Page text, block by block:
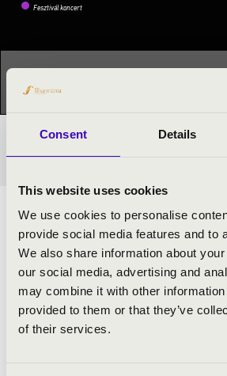
Consent Details
This website uses cookies
We use cookies to personalise
provide social media features and to
We also share information about
our social media, advertising and
may combine it with other information
provided to them or that they’ve
of their services.
Fesztivál koncert
Ez a koncert már lezajlott.
Orgonák
ELŐADÓK:
Lakner-Bognár András- orgona
Handl György- orgona
MŰSOR: